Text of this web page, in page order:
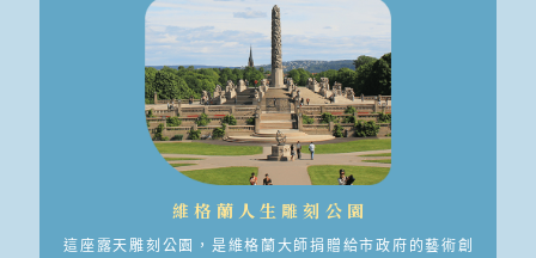
維格蘭人生雕刻公園
這座露天雕刻公園，是維格蘭大師捐贈給市政府的藝術創